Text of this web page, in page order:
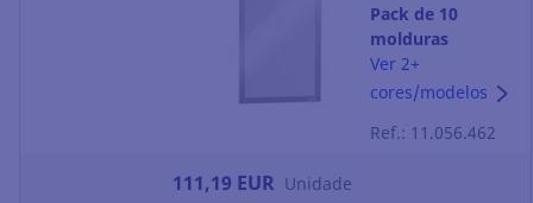
Pack de 10
molduras
adesivas Durable
Duraframe - A4 -
Ver 2+
cores/modelos
Ref.: 11.056.462
111,19 EUR Unidade